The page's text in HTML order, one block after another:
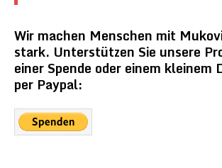
Wir machen Menschen mit
stark. Unterstützen Sie unsere
einer Spende oder einem kleinem
per Paypal: